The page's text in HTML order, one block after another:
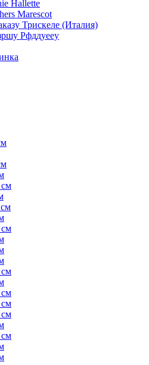
Hallette
Marescot
Трискеле (Италия)
Рфддуееу
см
см
см
см
см
см
см